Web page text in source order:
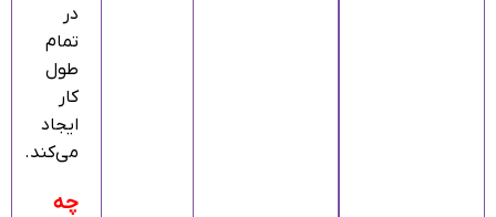
در
تمام
طول
کار
ایجاد
می‌کند.
چه